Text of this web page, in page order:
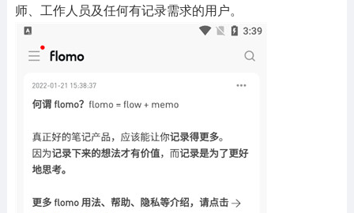
师、工作人员及任何有记录需求的用户。